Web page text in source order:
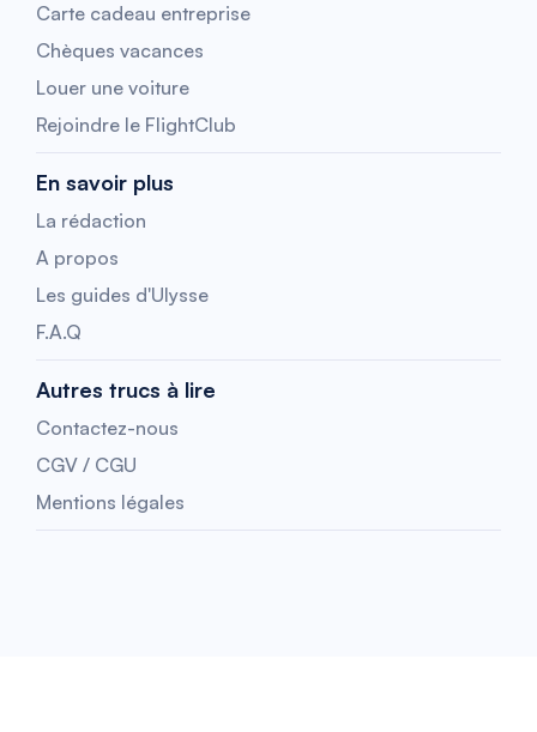
Carte cadeau entreprise
Chèques vacances
Louer une voiture
Rejoindre le FlightClub
En savoir plus
La rédaction
A propos
Les guides d'Ulysse
F.A.Q
Autres trucs à lire
Contactez-nous
CGV / CGU
Mentions légales